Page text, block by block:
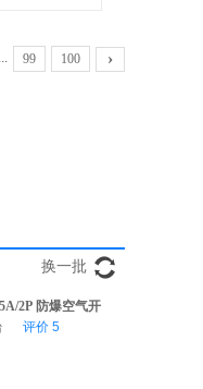
... 99 100 ›
换一批
2P 防爆空气开
评价 5